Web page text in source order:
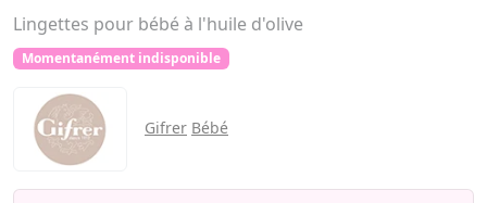
Lingettes pour bébé à l'huile d'olive
Momentanément indisponible
Gifrer Bébé